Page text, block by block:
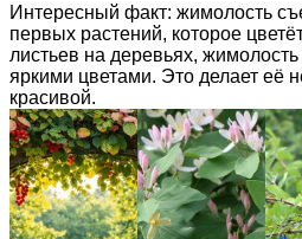
Интересный факт: жимолость
первых растений, которое
листьев на деревьях,
яркими цветами. Это делает её
красивой.